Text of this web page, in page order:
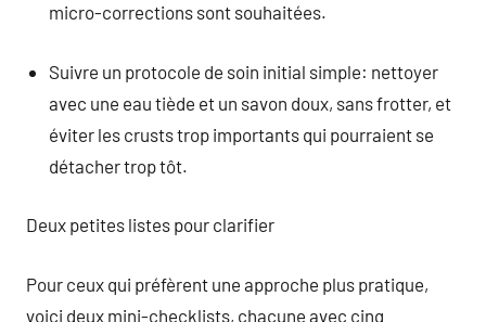
micro-corrections sont souhaitées.
Suivre un protocole de soin initial simple: nettoyer
avec une eau tiède et un savon doux, sans frotter, et
éviter les crusts trop importants qui pourraient se
détacher trop tôt.
Deux petites listes pour clarifier
Pour ceux qui préfèrent une approche plus pratique,
voici deux mini-checklists, chacune avec cinq